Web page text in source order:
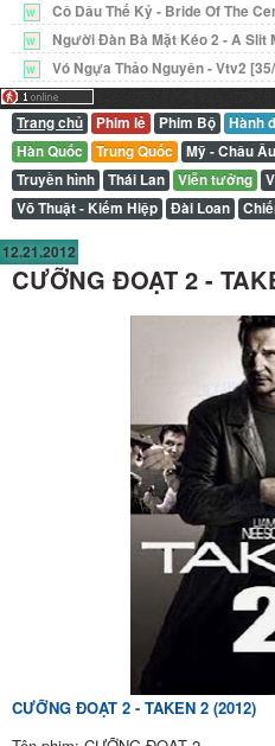
W Cô Dâu Thế Kỷ - Bride Of The
W Người Đàn Bà Mặt Kéo 2 - A Slit
W Vó Ngựa Thảo Nguyên - Vtv2
Trang chủ Phim lẻ Phim Bộ Hành
Hàn Quốc
Trung Quốc Mỹ - Châu Âu
Truyền hình
Thái Lan Viễn tưởng
Võ Thuật - Kiếm Hiệp
Đài Loan
12.21.2012
CƯỠNG ĐOẠT 2 -
CƯỠNG ĐOẠT 2 - TAKEN 2 (2012)